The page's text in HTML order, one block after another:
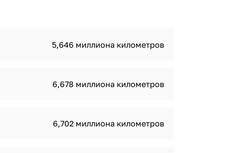
5,646 миллиона километров
6,678 миллиона километров
6,702 миллиона километров